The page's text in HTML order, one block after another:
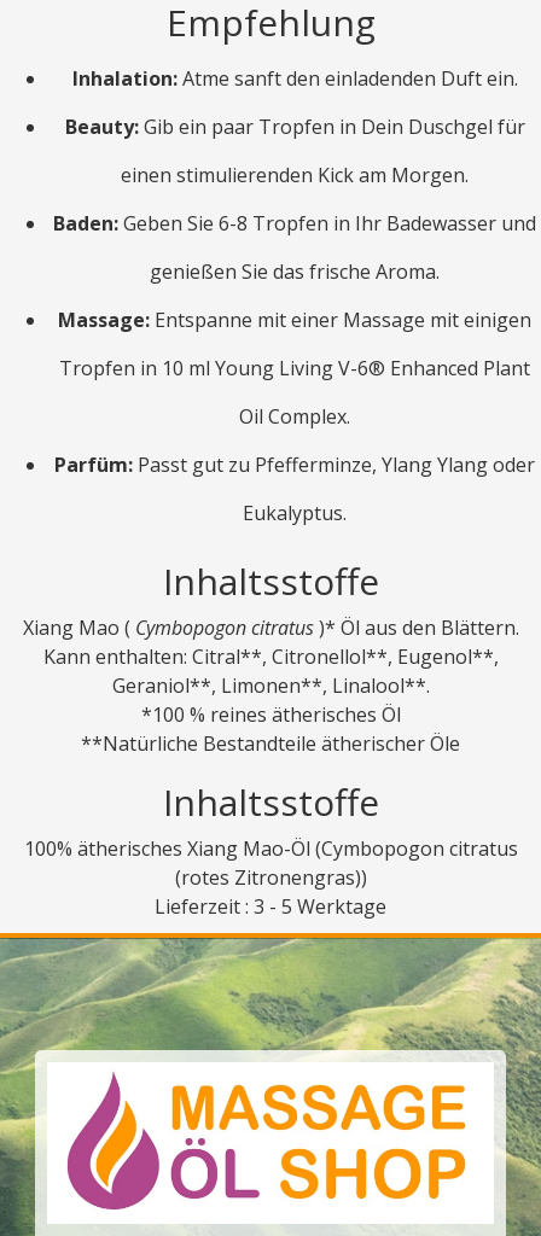
Empfehlung
Inhalation:Atme sanft den einladenden Duft ein.
Beauty:Gib ein paar Tropfen in Dein Duschgel für
einen stimulierenden Kick am Morgen.
Baden:Geben Sie 6-8 Tropfen in Ihr Badewasser und
genießen Sie das frische Aroma.
Massage: Entspanne mit einer Massage mit einigen
Tropfen in 10 ml Young Living V-6® Enhanced Plant
Oil Complex.
Parfüm: Passt gut zu Pfefferminze, Ylang Ylang oder
Eukalyptus.
Inhaltsstoffe
Xiang Mao ( Cymbopogon citratus)* Öl aus den Blättern.
Kann enthalten: Citral**, Citronellol**, Eugenol**,
Geraniol**, Limonen**, Linalool**.
*100 % reines ätherisches Öl
**Natürliche Bestandteile ätherischer Öle
Inhaltsstoffe
100% ätherisches Xiang Mao-Öl (Cymbopogon citratus
(rotes Zitronengras))
Lieferzeit : 3 - 5 Werktage